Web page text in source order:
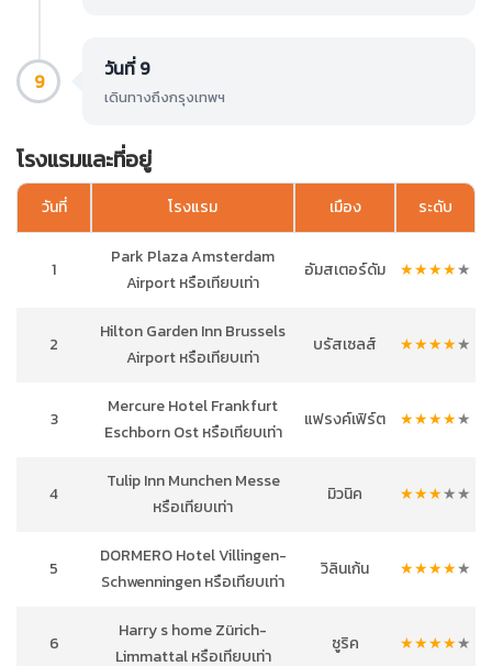
9 วันที่ 9
เดินทางถึงกรุงเทพฯ
โรงแรมและที่อยู่
วันที่ โรงแรม เมือง ระดับ
1
Park Plaza Amsterdam
Airport หรือเทียบเท่า
อัมสเตอร์ดัม ★★★★★
2
Hilton Garden Inn Brussels
Airport หรือเทียบเท่า
บรัสเซลส์ ★★★★★
3
Mercure Hotel Frankfurt
Eschborn Ost หรือเทียบเท่า
แฟรงค์เฟิร์ต ★★★★★
4
Tulip Inn Munchen Messe
หรือเทียบเท่า
มิวนิค ★★★★★
5
DORMERO Hotel Villingen-
Schwenningen หรือเทียบเท่า
วิลินเก้น ★★★★★
6
Harry s home Zürich-
Limmattal หรือเทียบเท่า
ซูริค ★★★★★